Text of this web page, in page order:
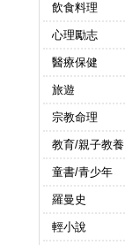
飲食料理
心理勵志
醫療保健
旅遊
宗教命理
教育/親子教養
童書/青少年
羅曼史
輕小說